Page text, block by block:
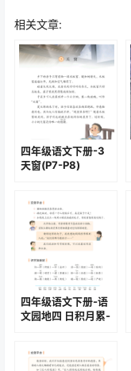
相关文章:
四年级语文下册-3
天窗(P7-P8)
四年级语文下册-语
文园地四 日积月累-